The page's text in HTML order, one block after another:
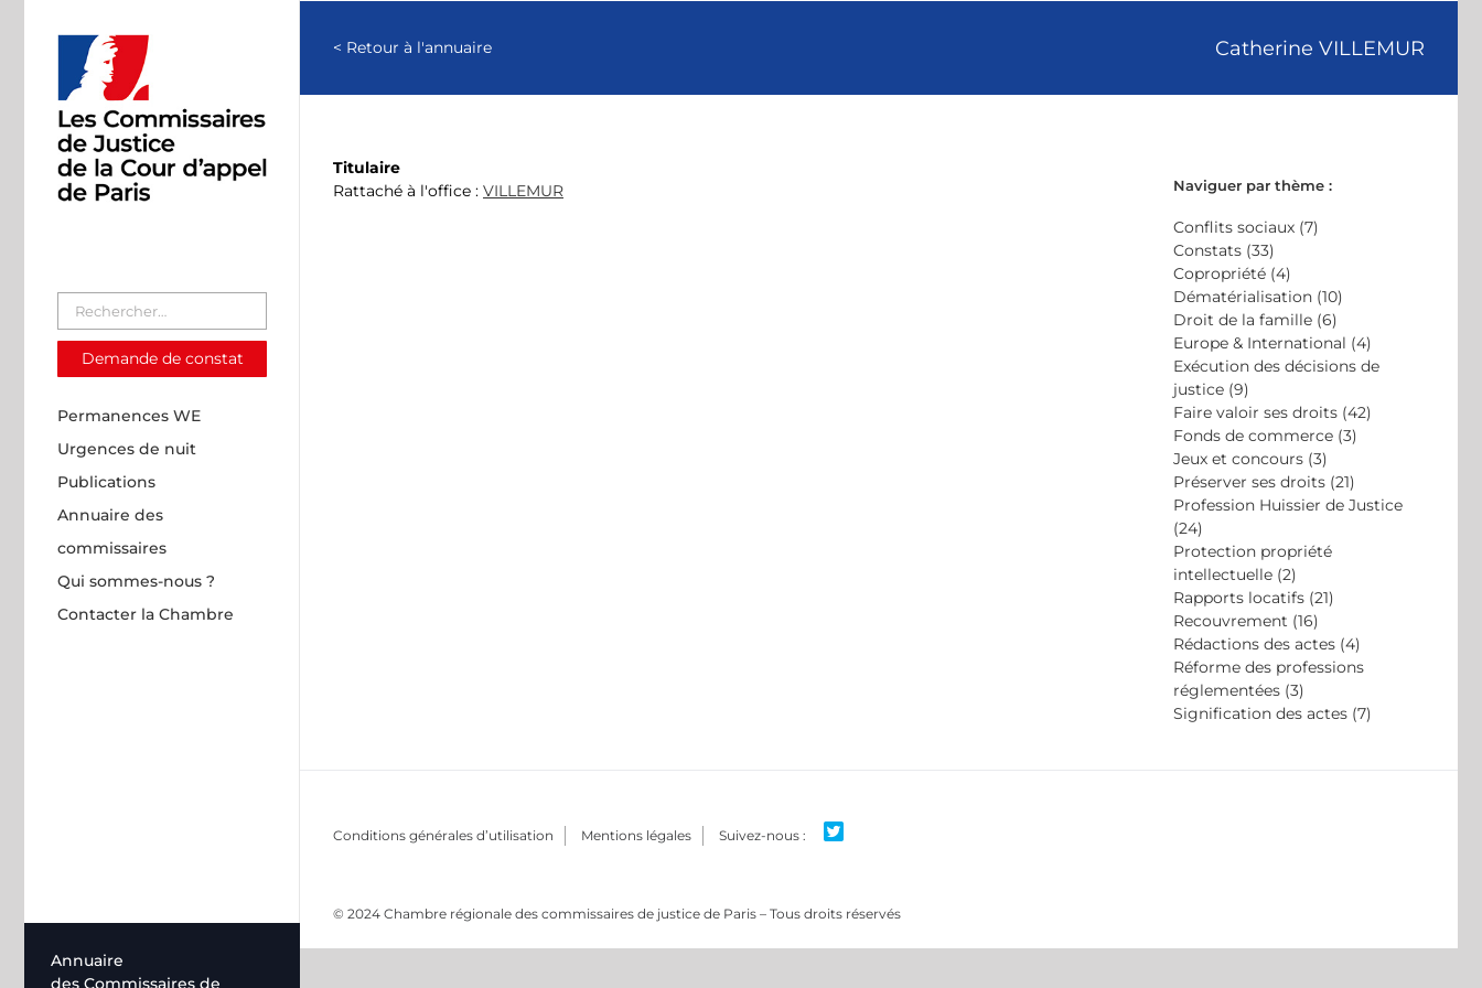
Demande de constat
Permanences WE
Urgences de nuit
Publications
Annuaire des
commissaires
Qui sommes-nous ?
Contacter la Chambre
Annuaire
des Commissaires de
Catherine VILLEMUR
< Retour à l'annuaire
Titulaire
Rattaché à l'office : VILLEMUR Naviguer par thème :
Conflits sociaux (7)
Constats (33)
Copropriété (4)
Dématérialisation (10)
Droit de la famille (6)
Europe & International (4)
Exécution des décisions de
justice (9)
Faire valoir ses droits (42)
Fonds de commerce (3)
Jeux et concours (3)
Préserver ses droits (21)
Profession Huissier de Justice
(24)
Protection propriété
intellectuelle (2)
Rapports locatifs (21)
Recouvrement (16)
Rédactions des actes (4)
Réforme des professions
réglementées (3)
Signification des actes (7)
Conditions générales d’utilisation Mentions légales
© 2024 Chambre régionale des commissaires de justice de Paris – Tous droits réservés